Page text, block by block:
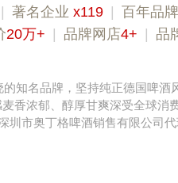
著名企业 x119 百年品牌
20万+ 品牌网店4+
品
知名品牌，坚持纯正德国啤酒
香浓郁、醇厚甘爽深受全球消
圳市奥丁格啤酒销售有限公司代